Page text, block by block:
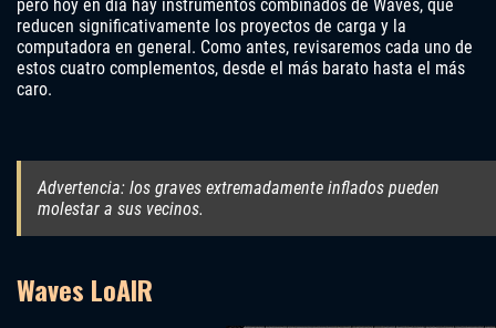
pero hoy en día hay instrumentos combinados de Waves, que
reducen significativamente los proyectos de carga y la
computadora en general. Como antes, revisaremos cada uno de
estos cuatro complementos, desde el más barato hasta el más
caro.
Advertencia: los graves extremadamente inflados pueden
molestar a sus vecinos.
Waves LoAIR